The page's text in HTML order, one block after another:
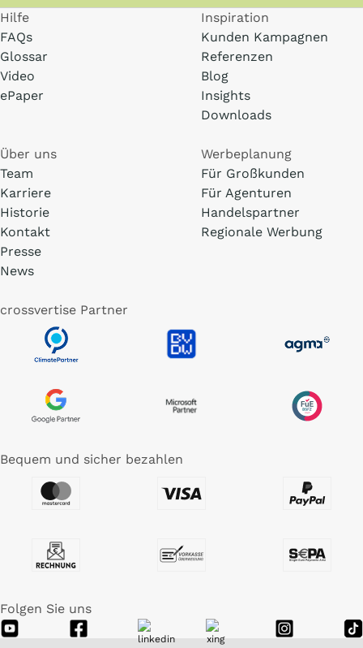
Hilfe
FAQs
Glossar
Video
ePaper
Inspiration
Kunden Kampagnen
Referenzen
Blog
Insights
Downloads
Über uns
Team
Karriere
Historie
Kontakt
Presse
News
Werbeplanung
Für Großkunden
Für Agenturen
Handelspartner
Regionale Werbung
crossvertise Partner
Bequem und sicher bezahlen
Folgen Sie uns